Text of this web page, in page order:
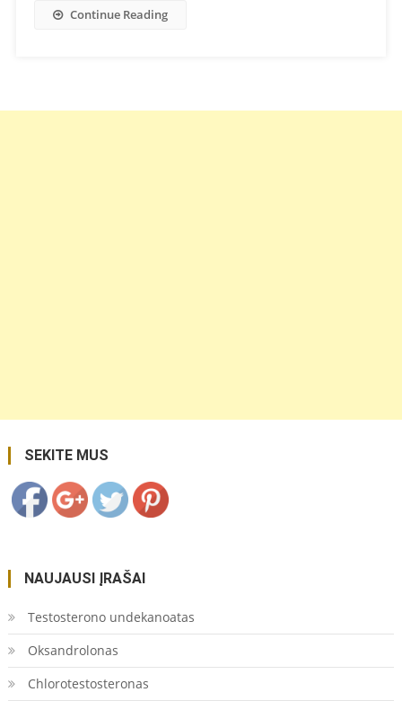
Continue Reading
SEKITE MUS
rusys/">
NAUJAUSI ĮRAŠAI
Testosterono undekanoatas
Oksandrolonas
Chlorotestosteronas